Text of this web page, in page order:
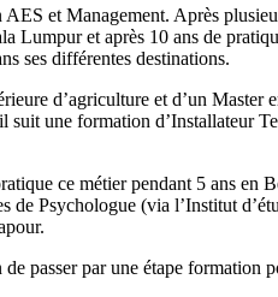
et Management. Après
Lumpur et après 10 ans de
ses différentes destinations.
d’agriculture et d’un
suit une formation d’Installateur
ce métier pendant 5 ans en
de Psychologue (via l’Institut
passer par une étape